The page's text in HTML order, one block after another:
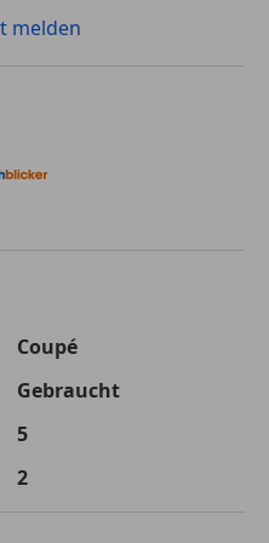
melden
Monate
75 000,-
105 661,-
Coupé
Gebraucht
5
2